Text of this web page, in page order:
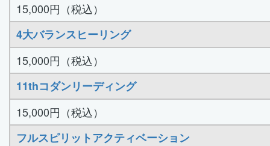
15,000円（税込）
4大バランスヒーリング
15,000円（税込）
11thコダンリーディング
15,000円（税込）
フルスピリットアクティベーション